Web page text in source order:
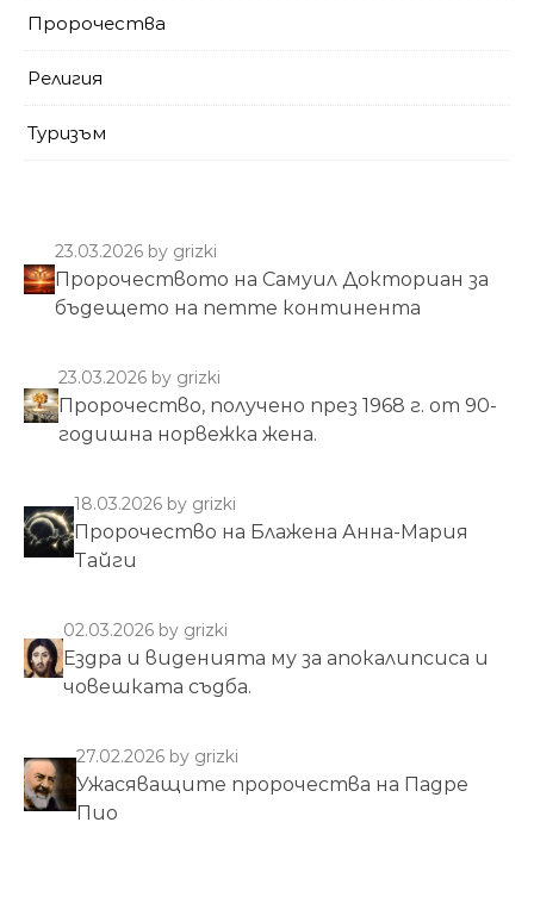
Пророчества
Религия
Туризъм
23.03.2026 by grizki
Пророчеството на Самуил Докториан за
бъдещето на петте континента
23.03.2026 by grizki
Пророчество, получено през 1968 г. от 90-
годишна норвежка жена.
18.03.2026 by grizki
Пророчество на Блажена Анна-Мария
Тайги
02.03.2026 by grizki
Ездра и виденията му за апокалипсиса и
човешката съдба.
27.02.2026 by grizki
Ужасяващите пророчества на Падре
Пио